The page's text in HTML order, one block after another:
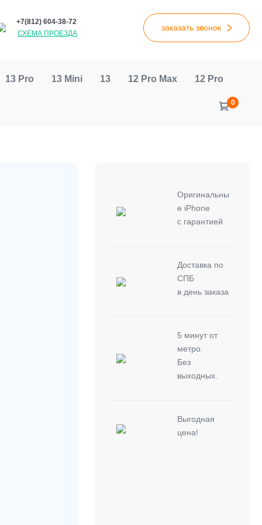
+7(812) 604-38-72
СХЕМА ПРОЕЗДА
заказать звонок >
13 Pro 13 Mini 13 12 Pro Max 12 Pro
Shopping
0Items
Оригинальны
е iPhone
с гарантией
Доставка по
СПБ
в день заказа
5 минут от
метро.
Без
выходных.
Выгодная
цена!